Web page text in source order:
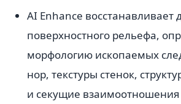
AI Enhance восстанавливает
поверхностного рельефа,
морфологию ископаемых
нор, текстуры стенок,
и секущие